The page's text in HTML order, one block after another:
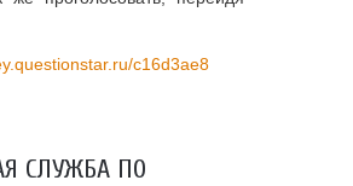
c16d3ae8
СЛУЖБА ПО